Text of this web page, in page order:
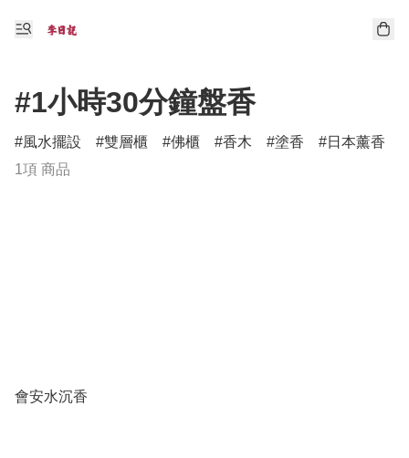
#1小時30分鐘盤香
風水擺設 雙層櫃 佛櫃 香木 塗香 日本薰香
1項 商品
會安水沉香